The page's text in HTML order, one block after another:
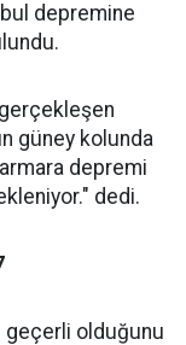
depremine
gerçekleşen
güney kolunda
depremi
dedi.
geçerli olduğunu